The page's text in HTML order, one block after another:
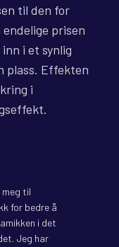
til den for
prisen
i et synlig
plass. Effekten
i
til
for bedre å
i det
Jeg har